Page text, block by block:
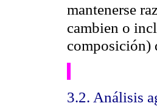
mantenerse
cambien o
composición)
3.2. Análisis